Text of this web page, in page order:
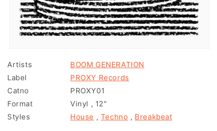
ー
ル
で
メ
デ
ィ
ア
Artists
BOOM GENERATION
Label
PROXY Records
Catno
PROXY01
Format
Vinyl , 12"
Styles
House , Techno , Breakbeat